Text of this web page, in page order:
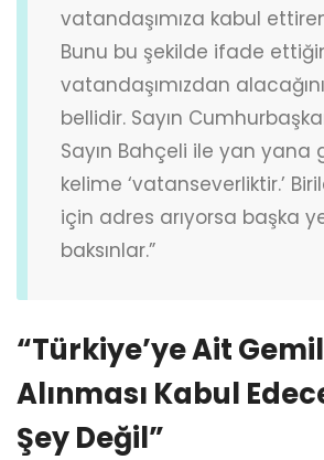
vatandaşımıza kabul
Bunu bu şekilde ifade
vatandaşımızdan
bellidir. Sayın
Sayın Bahçeli ile yan yana
kelime ‘vatanseverliktir.’
için adres arıyorsa başka
baksınlar.”
“Türkiye’ye Ait
Alınması Kabul
Şey Değil”